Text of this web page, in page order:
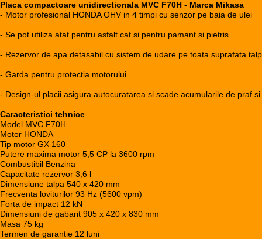
Placa compactoare unidirectionala MVC F70H - Marca Mikasa
- Motor profesional HONDA OHV in 4 timpi cu senzor pe baia de ulei
- Se pot utiliza atat pentru asfalt cat si pentru pamant si pietris
- Rezervor de apa detasabil cu sistem de udare pe toata suprafata
- Garda pentru protectia motorului
- Design-ul placii asigura autocuratarea si scade acumularile de praf
Caracteristici tehnice
Model MVC F70H
Motor HONDA
Tip motor GX 160
Putere maxima motor 5,5 CP la 3600 rpm
Combustibil Benzina
Capacitate rezervor 3,6 l
Dimensiune talpa 540 x 420 mm
Frecventa loviturilor 93 Hz (5600 vpm)
Forta de impact 12 kN
Dimensiuni de gabarit 905 x 420 x 830 mm
Masa 75 kg
Termen de garantie 12 luni